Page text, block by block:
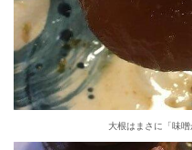
大根はまさに「味